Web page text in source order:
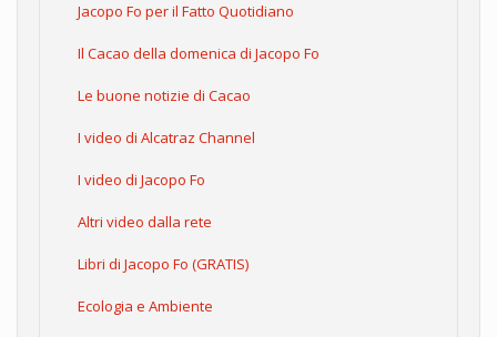
Jacopo Fo per il Fatto Quotidiano
Il Cacao della domenica di Jacopo Fo
Le buone notizie di Cacao
I video di Alcatraz Channel
I video di Jacopo Fo
Altri video dalla rete
Libri di Jacopo Fo (GRATIS)
Ecologia e Ambiente